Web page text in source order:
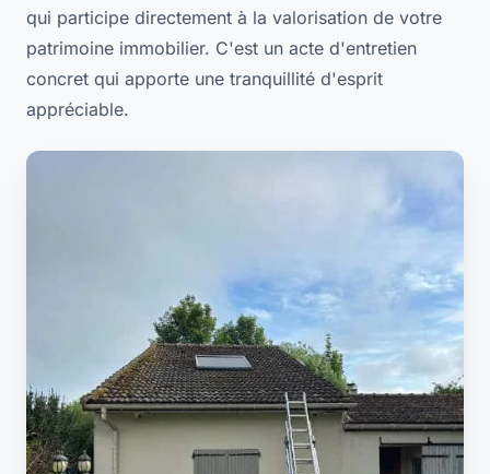
qui participe directement à la valorisation de votre
patrimoine immobilier. C'est un acte d'entretien
concret qui apporte une tranquillité d'esprit
appréciable.